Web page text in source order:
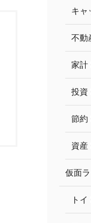
キャ
不動
家計
投資
節約
資産
仮面
トイ